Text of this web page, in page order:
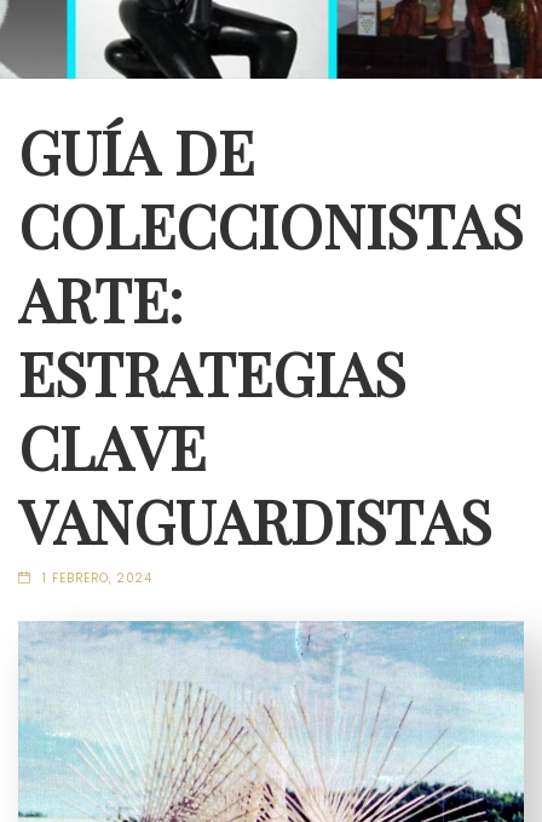
GUÍA DE
COLECCIONISTAS
ARTE:
ESTRATEGIAS
CLAVE
VANGUARDISTAS
1 FEBRERO, 2024